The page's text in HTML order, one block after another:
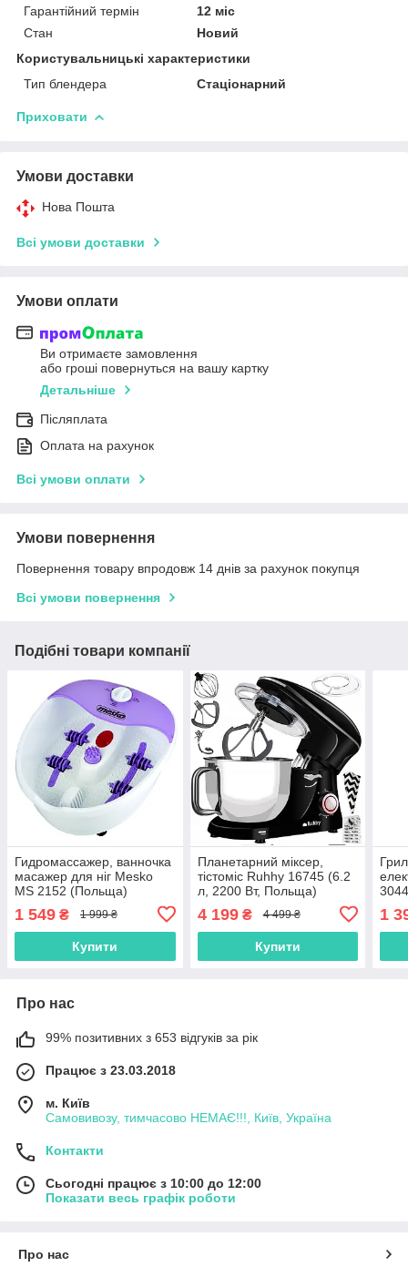
Гарантійний термін
12 міс
Стан
Новий
Користувальницькі характеристики
Тип блендера
Стаціонарний
Приховати
Умови доставки
Нова Пошта
Всі умови доставки
Умови оплати
Ви отримаєте замовлення
або гроші повернуться на вашу картку
Детальніше
Післяплата
Оплата на рахунок
Всі умови оплати
Умови повернення
Повернення товару впродовж 14 днів за рахунок покупця
Всі умови повернення
Подібні товари компанії
Гидромассажер, ванночка
масажер для ніг Mesko
MS 2152 (Польща)
1 549 ₴ 1 999 ₴
Купити
Планетарний міксер,
тістоміс Ruhhy 16745 (6.2
л, 2200 Вт, Польща)
4 199₴ 4 499 ₴
Купити
1
Про нас
99% позитивних з 653 відгуків за рік
Працює з 23.03.2018
м. Київ
Самовивозу, тимчасово НЕМАЄ!!!, Київ, Україна
Контакти
Сьогодні працює з 10:00 до 12:00
Показати весь графік роботи
Про нас